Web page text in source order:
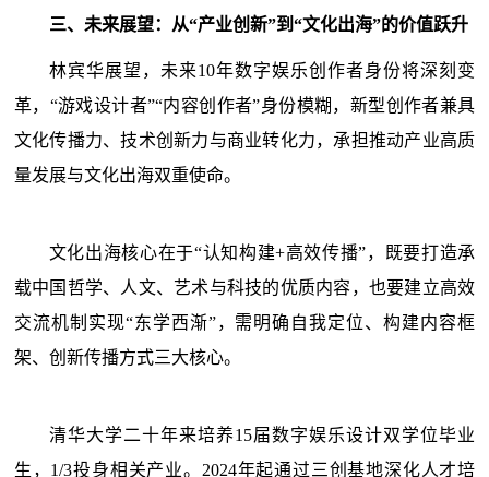
三、未来展望：从“产业创新”到“文化出海”的价值跃升
林宾华展望，未来10年数字娱乐创作者身份将深刻变
革，“游戏设计者”“内容创作者”身份模糊，新型创作者兼具
文化传播力、技术创新力与商业转化力，承担推动产业高质
量发展与文化出海双重使命。
文化出海核心在于“认知构建+高效传播”，既要打造承
载中国哲学、人文、艺术与科技的优质内容，也要建立高效
交流机制实现“东学西渐”，需明确自我定位、构建内容框
架、创新传播方式三大核心。
清华大学二十年来培养15届数字娱乐设计双学位毕业
生，1/3投身相关产业。2024年起通过三创基地深化人才培